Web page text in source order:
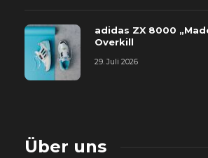
adidas ZX 8000
Overkill
29. Juli 2026
Über uns